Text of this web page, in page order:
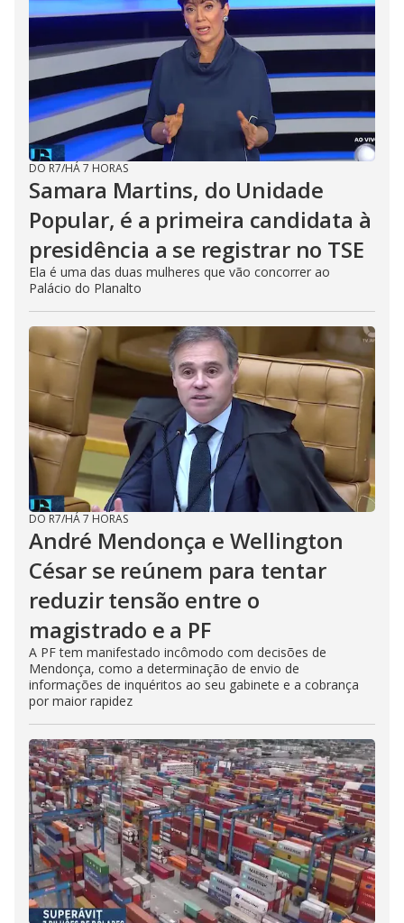
DO R7/HÁ 7 HORAS
Samara Martins, do Unidade
Popular, é a primeira candidata à
presidência a se registrar no TSE
Ela é uma das duas mulheres que vão concorrer ao
Palácio do Planalto
DO R7/HÁ 7 HORAS
André Mendonça e Wellington
César se reúnem para tentar
reduzir tensão entre o
magistrado e a PF
A PF tem manifestado incômodo com decisões de
Mendonça, como a determinação de envio de
informações de inquéritos ao seu gabinete e a cobrança
por maior rapidez